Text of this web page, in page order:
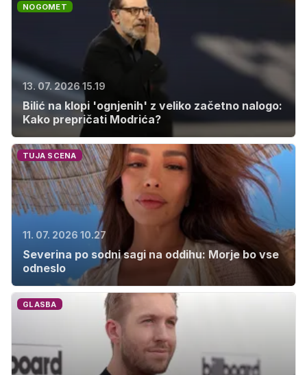
NOGOMET
13. 07. 2026 15.19
Bilić na klopi 'ognjenih' z veliko začetno nalogo:
Kako prepričati Modrića?
TUJA SCENA
11. 07. 2026 10.27
Severina po sodni sagi na oddihu: Morje bo vse
odneslo
GLASBA